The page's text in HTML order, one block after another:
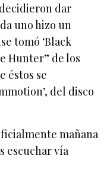
dar
uno hizo un
tomó ‘Black
Hunter” de los
éstos se
del disco
mañana
escuchar vía